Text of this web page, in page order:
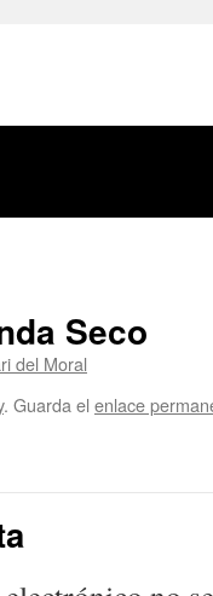
Seco
del Moral
. Guarda el enlace